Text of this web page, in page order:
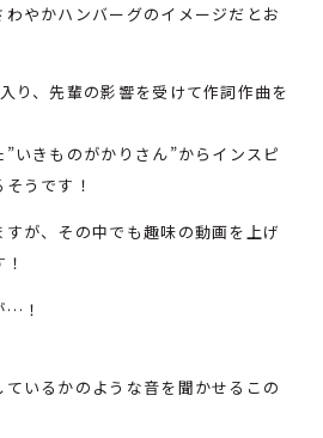
やかハンバーグのイメージだとお
り、先輩の影響を受けて作詞作曲を
いきものがかりさん”からインスピ
うです！
が、その中でも趣味の動画を上げ
…！
いるかのような音を聞かせるこの